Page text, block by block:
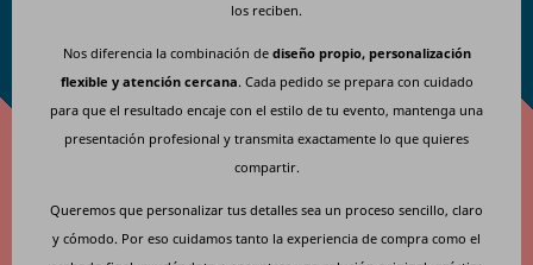
los reciben.
Nos diferencia la combinación de diseño propio, personalización
flexible y atención cercana. Cada pedido se prepara con cuidado
para que el resultado encaje con el estilo de tu evento, mantenga una
presentación profesional y transmita exactamente lo que quieres
compartir.
Queremos que personalizar tus detalles sea un proceso sencillo, claro
y cómodo. Por eso cuidamos tanto la experiencia de compra como el